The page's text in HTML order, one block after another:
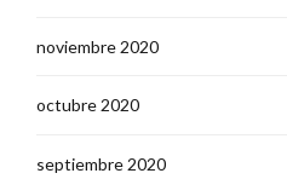
noviembre 2020
octubre 2020
septiembre 2020